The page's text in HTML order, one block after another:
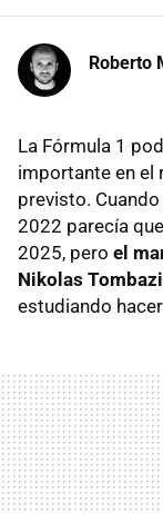
Roberto
La Fórmula 1
importante en el
previsto.
2022 parecía
2025, pero el
Nikolas
estudiando